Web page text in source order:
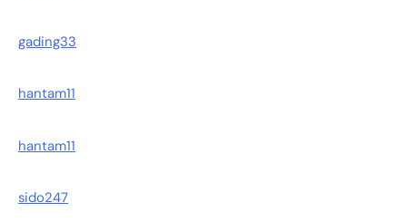
gading33
hantam11
hantam11
sido247